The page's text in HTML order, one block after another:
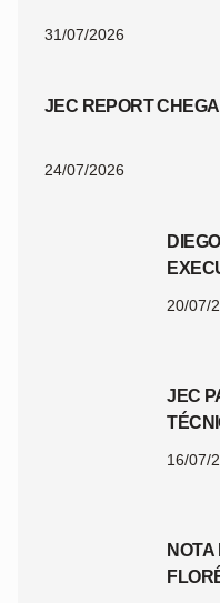
31/07/2026
JEC REPORT
24/07/2026
20/07/
JEC
16/07/
NOTA